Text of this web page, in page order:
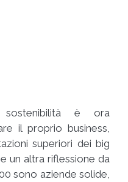
è ora
il proprio business,
superiori dei big
un altra riflessione da
sono aziende solide,